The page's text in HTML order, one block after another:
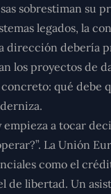
sobrestiman su
legados, la
dirección debería
los proyectos de
qué debe
a tocar
La Unión
como el
de libertad. Un